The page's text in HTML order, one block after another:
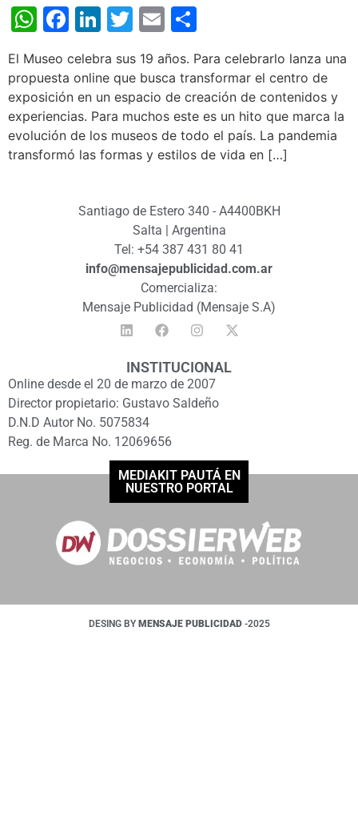
WhatsApp
Facebook
LinkedIn
Twitter
Email
El Museo celebra sus 19 años. Para celebrarlo lanza una
propuesta online que busca transformar el centro de
exposición en un espacio de creación de contenidos y
experiencias. Para muchos este es un hito que marca la
evolución de los museos de todo el país. La pandemia
transformó las formas y estilos de vida en […]
Santiago de Estero 340 - A4400BKH
Salta | Argentina
Tel: +54 387 431 80 41
info@mensajepublicidad.com.ar
Comercializa:
Mensaje Publicidad (Mensaje S.A)
INSTITUCIONAL
Online desde el 20 de marzo de 2007
Director propietario: Gustavo Saldeño
D.N.D Autor No. 5075834
Reg. de Marca No. 12069656
MEDIAKIT PAUTÁ EN
NUESTRO PORTAL
DESING BY MENSAJE PUBLICIDAD -2025